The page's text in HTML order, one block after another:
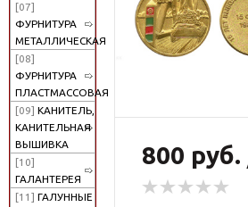
[07]
ФУРНИТУРА
МЕТАЛЛИЧЕСКАЯ
[08]
ФУРНИТУРА
ПЛАСТМАССОВАЯ
[09] КАНИТЕЛЬ,
КАНИТЕЛЬНАЯ
ВЫШИВКА
[10]
ГАЛАНТЕРЕЯ
[11] ГАЛУННЫЕ
800